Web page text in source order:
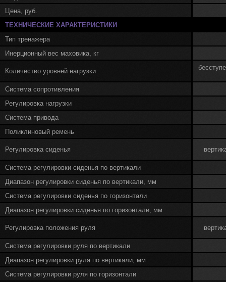
Цена, руб.
ТЕХНИЧЕСКИЕ ХАРАКТЕРИСТИКИ
Тип тренажера
Инерционный вес маховика, кг
Количество уровней нагрузки
Система сопротивления
Регулировка нагрузки
Система привода
Поликлиновый ремень
Регулировка сиденья
Система регулировки сиденья по вертикали
Диапазон регулировки сиденья по вертикали, мм
Система регулировки сиденья по горизонтали
Диапазон регулировки сиденья по горизонтали, мм
Регулировка положения руля
Система регулировки руля по вертикали
Диапазон регулировки руля по вертикали, мм
Система регулировки руля по горизонтали